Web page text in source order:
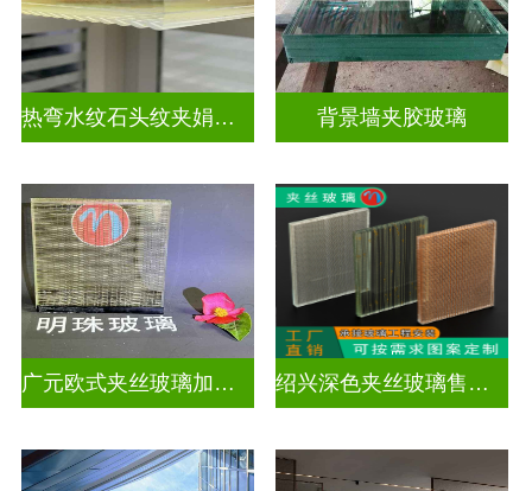
热弯水纹石头纹夹娟夹丝玻璃 背景墙夹胶玻璃
广元欧式夹丝玻璃加工店 绍兴深色夹丝玻璃售价多少